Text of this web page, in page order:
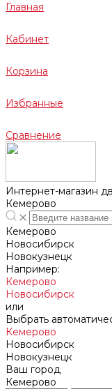
Главная
Кабинет
Корзина
Избранные
Сравнение
Интернет-магазин
Кемерово
Кемерово
Новосибирск
Новокузнецк
Например:
Кемерово
Новосибирск
или
Выбрать
Кемерово
Новосибирск
Новокузнецк
Ваш город
Кемерово